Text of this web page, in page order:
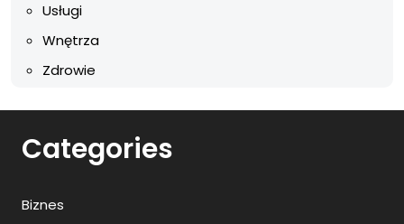
Usługi
Wnętrza
Zdrowie
Categories
Biznes